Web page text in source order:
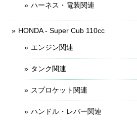
ハーネス・電装関連
HONDA - Super Cub 110cc
エンジン関連
タンク関連
スプロケット関連
ハンドル・レバー関連